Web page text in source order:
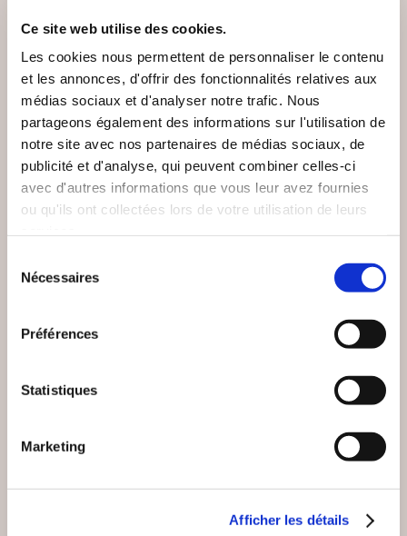
Ce site web utilise des cookies.
Les cookies nous permettent de personnaliser le contenu
et les annonces, d'offrir des fonctionnalités relatives aux
médias sociaux et d'analyser notre trafic. Nous
partageons également des informations sur l'utilisation de
notre site avec nos partenaires de médias sociaux, de
publicité et d'analyse, qui peuvent combiner celles-ci
avec d'autres informations que vous leur avez fournies
ou qu'ils ont collectées lors de votre utilisation de leurs
Nécessaires
Préférences
Statistiques
Marketing
Afficher les détails
VOUS AIMEREZ AUSSI
TOURMENTES
(0 avis)
LES VIEILLES D'ÂME